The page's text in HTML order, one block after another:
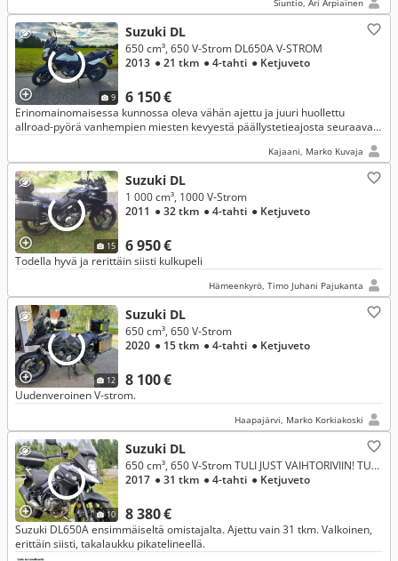
Siuntio, Ari Arpiainen
9
Suzuki DL
6 150 €
650 cm³, 650 V-Strom DL650A V-STROM
2013 ● 21 tkm ● 4-tahti ● Ketjuveto
Erinomainomaisessa kunnossa oleva vähän ajettu ja juuri huollettu
allroad-pyörä vanhempien miesten kevyestä päällystetieajosta seuraavan
Kajaani, Marko Kuvaja
15
Suzuki DL
6 950 €
1 000 cm³, 1000 V-Strom
2011 ● 32 tkm ● 4-tahti ● Ketjuveto
Todella hyvä ja rerittäin siisti kulkupeli
Hämeenkyrö, Timo Juhani Pajukanta
12
Suzuki DL
8 100 €
650 cm³, 650 V-Strom
2020 ● 15 tkm ● 4-tahti ● Ketjuveto
Uudenveroinen V-strom.
Haapajärvi, Marko Korkiakoski
10
Suzuki DL
8 380 €
650 cm³, 650 V-Strom TULI JUST VAIHTORIVIIN! TULE AJAMAAN JA OSTAMAAN!
2017 ● 31 tkm ● 4-tahti ● Ketjuveto
Suzuki DL650A ensimmäiseltä omistajalta. Ajettu vain 31 tkm. Valkoinen,
erittäin siisti, takalaukku pikatelineellä.